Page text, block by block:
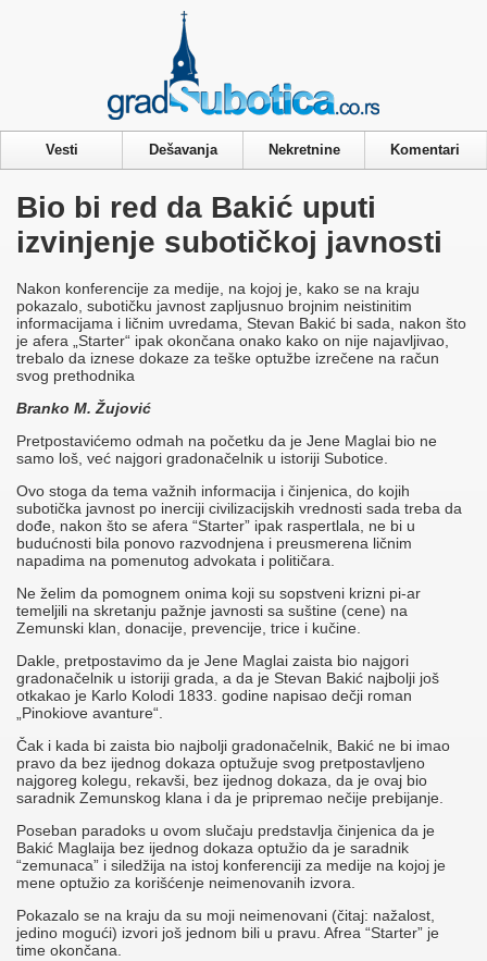
Vesti Dešavanja Nekretnine Komentari
Bio bi red da Bakić uputi
izvinjenje subotičkoj javnosti
Nakon konferencije za medije, na kojoj je, kako se na kraju
pokazalo, subotičku javnost zapljusnuo brojnim neistinitim
informacijama i ličnim uvredama, Stevan Bakić bi sada, nakon što
je afera „Starter“ ipak okončana onako kako on nije najavljivao,
trebalo da iznese dokaze za teške optužbe izrečene na račun
svog prethodnika
Branko M. Žujović
Pretpostavićemo odmah na početku da je Jene Maglai bio ne
samo loš, već najgori gradonačelnik u istoriji Subotice.
Ovo stoga da tema važnih informacija i činjenica, do kojih
subotička javnost po inerciji civilizacijskih vrednosti sada treba da
dođe, nakon što se afera “Starter” ipak raspertlala, ne bi u
budućnosti bila ponovo razvodnjena i preusmerena ličnim
napadima na pomenutog advokata i političara.
Ne želim da pomognem onima koji su sopstveni krizni pi-ar
temeljili na skretanju pažnje javnosti sa suštine (cene) na
Zemunski klan, donacije, prevencije, trice i kučine.
Dakle, pretpostavimo da je Jene Maglai zaista bio najgori
gradonačelnik u istoriji grada, a da je Stevan Bakić najbolji još
otkakao je Karlo Kolodi 1833. godine napisao dečji roman
„Pinokiove avanture“.
Čak i kada bi zaista bio najbolji gradonačelnik, Bakić ne bi imao
pravo da bez ijednog dokaza optužuje svog pretpostavljeno
najgoreg kolegu, rekavši, bez ijednog dokaza, da je ovaj bio
saradnik Zemunskog klana i da je pripremao nečije prebijanje.
Poseban paradoks u ovom slučaju predstavlja činjenica da je
Bakić Maglaija bez ijednog dokaza optužio da je saradnik
“zemunaca” i siledžija na istoj konferenciji za medije na kojoj je
mene optužio za korišćenje neimenovanih izvora.
Pokazalo se na kraju da su moji neimenovani (čitaj: nažalost,
jedino mogući) izvori još jednom bili u pravu. Afrea “Starter” je
time okončana.
Privacy & Cookies Policy